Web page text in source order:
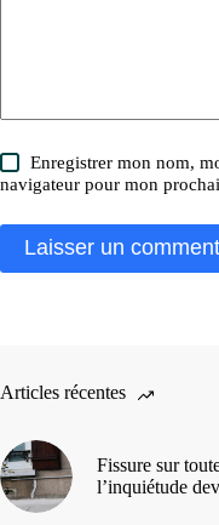
Enregistrer mon nom,
navigateur pour mon
Laisser un
Articles récentes
Fissure sur
l’inquiétude